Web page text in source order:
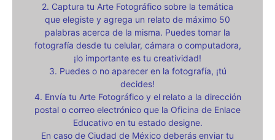
2. Captura tu Arte Fotográfico sobre la temática
que elegiste y agrega un relato de máximo 50
palabras acerca de la misma. Puedes tomar la
fotografía desde tu celular, cámara o computadora,
¡lo importante es tu creatividad!
3. Puedes o no aparecer en la fotografía, ¡tú
decides!
4. Envía tu Arte Fotográfico y el relato a la dirección
postal o correo electrónico que la Oficina de Enlace
Educativo en tu estado designe.
En caso de Ciudad de México deberás enviar tu